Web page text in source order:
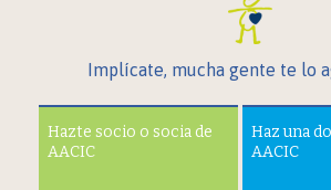
Implícate, mucha gente te lo
Hazte socio o socia de
AACIC
Haz una
AACIC